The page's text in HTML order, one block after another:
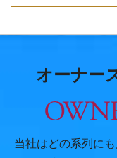
オーナー
当社はどの系列に